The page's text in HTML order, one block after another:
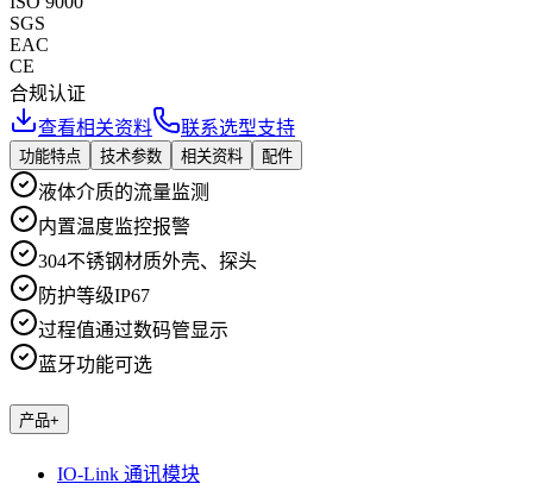
SGS
EAC
CE
合规认证
查看相关资料
联系选型支持
功能特点 技术参数 相关资料 配件
液体介质的流量监测
内置温度监控报警
304不锈钢材质外壳、探头
防护等级IP67
过程值通过数码管显示
蓝牙功能可选
产品+
IO-Link 通讯模块